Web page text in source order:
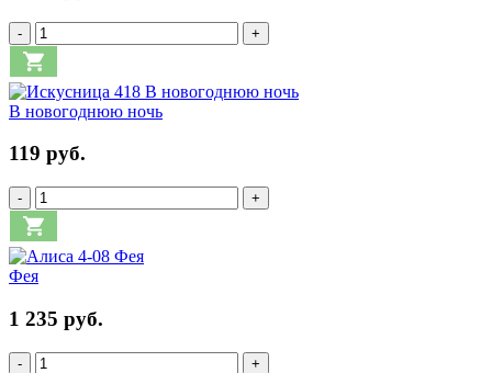
- +
В новогоднюю ночь
119 руб.
- +
Фея
1 235 руб.
- +